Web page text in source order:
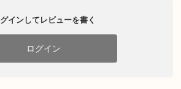
インしてレビューを書く
ログイン